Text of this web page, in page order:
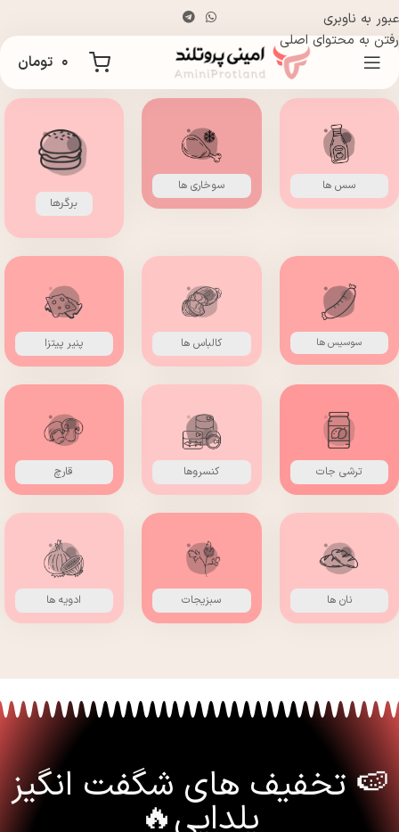
عبور به ناوبری
رفتن به محتوای اصلی
۰ تومان
سس ها سوخاری ها
برگرها
سوسیس ها کالباس ها پنیر پیتزا
ترشی جات کنسروها قارچ
نان ها سبزیجات ادویه ها
🍉 تخفیف های شگفت انگیز
یلدایی🔥